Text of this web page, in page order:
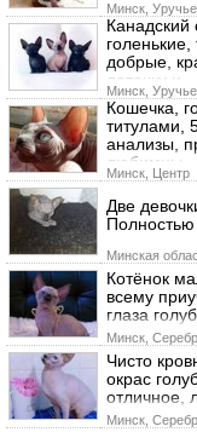
Минск, Уручье
Канадский
добрые,
лоточку и
Минск, Уручье
Кошечка,
титулами,
анализы,
любимцы
Минск, Центр
Две
Полностью
Минская
Котёнок
всему
глаза
Минск,
Чисто
окрас
отличное,
Минск,